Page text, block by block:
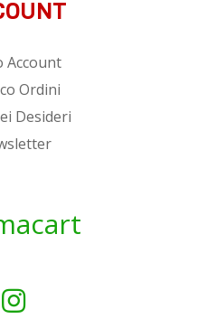
Account
Ordini
Desideri